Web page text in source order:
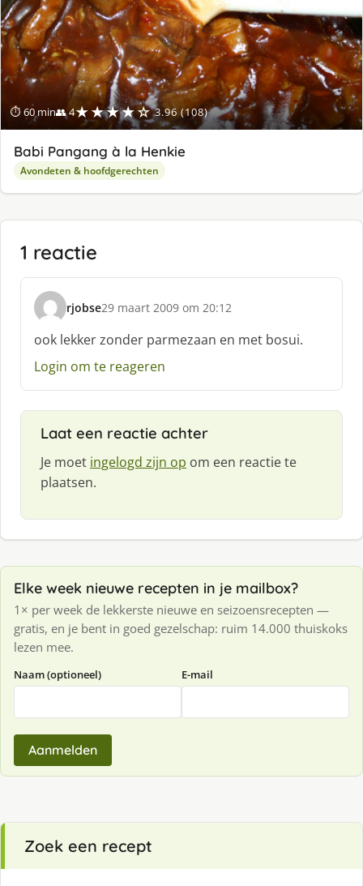
⏱ 60 min👥 4★★★★☆ 3.96 (108)
Babi Pangang à la Henkie
Avondeten & hoofdgerechten
1 reactie
rjobse
s
h
r
29 maart 2009 om 20:12
ook lekker zonder parmezaan en met bosui.
Login om te reageren
Laat een reactie achter
Je moet ingelogd zijn op om een reactie te
plaatsen.
Elke week nieuwe recepten in je mailbox?
1× per week de lekkerste nieuwe en seizoensrecepten —
gratis, en je bent in goed gezelschap: ruim 14.000 thuiskoks
lezen mee.
Naam (optioneel) E-mail
Aanmelden
Zoek een recept